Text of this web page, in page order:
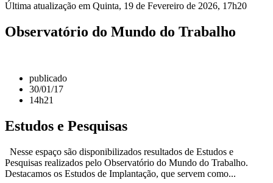
Última atualização em Quinta, 19 de Fevereiro de 2026, 17h20
Observatório do Mundo do Trabalho
publicado
30/01/17
14h21
Estudos e Pesquisas
Nesse espaço são disponibilizados resultados de Estudos e
Pesquisas realizados pelo Observatório do Mundo do Trabalho.
Destacamos os Estudos de Implantação, que servem como...